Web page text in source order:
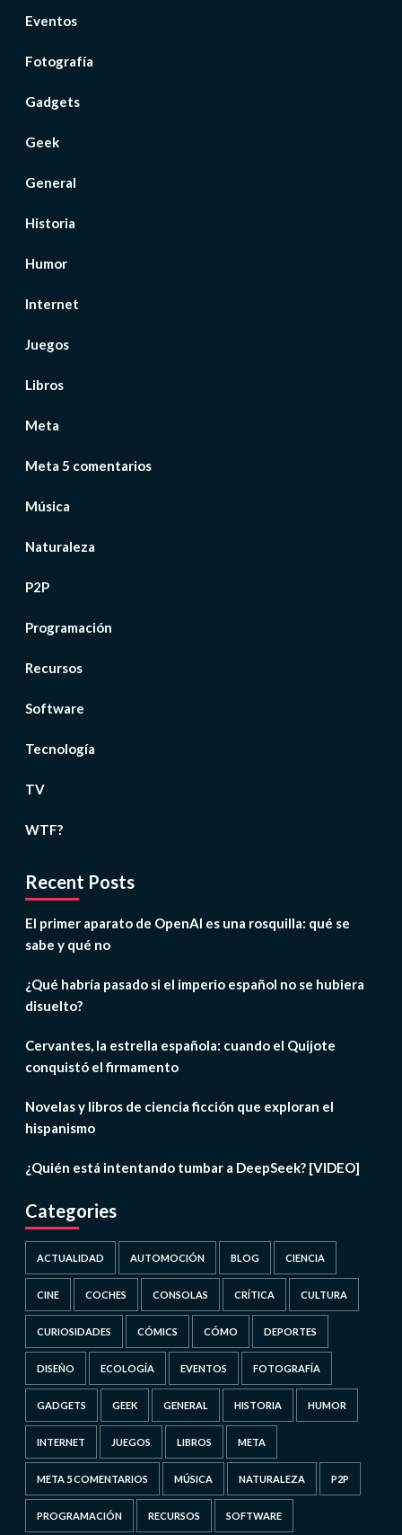
Eventos
Fotografía
Gadgets
Geek
General
Historia
Humor
Internet
Juegos
Libros
Meta
Meta 5 comentarios
Música
Naturaleza
P2P
Programación
Recursos
Software
Tecnología
TV
WTF?
Recent Posts
El primer aparato de OpenAI es una rosquilla: qué se
sabe y qué no
¿Qué habría pasado si el imperio español no se hubiera
disuelto?
Cervantes, la estrella española: cuando el Quijote
conquistó el firmamento
Novelas y libros de ciencia ficción que exploran el
hispanismo
¿Quién está intentando tumbar a DeepSeek? [VIDEO]
Categories
ACTUALIDAD AUTOMOCIÓN BLOG CIENCIA
CINE COCHES CONSOLAS CRÍTICA CULTURA
CURIOSIDADES CÓMICS CÓMO DEPORTES
DISEÑO ECOLOGÍA EVENTOS FOTOGRAFÍA
GADGETS GEEK GENERAL HISTORIA HUMOR
INTERNET JUEGOS LIBROS META
META 5 COMENTARIOS MÚSICA NATURALEZA P2P
PROGRAMACIÓN RECURSOS SOFTWARE